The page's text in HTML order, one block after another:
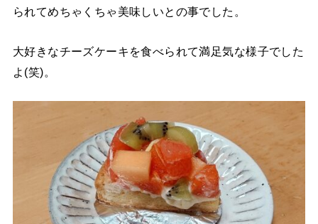
られてめちゃくちゃ美味しいとの事でした。
大好きなチーズケーキを食べられて満足気な様子でした
よ(笑)。